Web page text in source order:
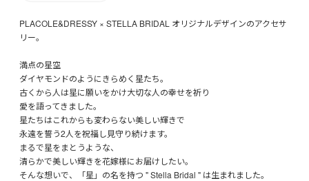
PLACOLE&DRESSY × STELLA BRIDAL オリジナルデザインのアクセサ
リー。
満点の星空
ダイヤモンドのようにきらめく星たち。
古くから人は星に願いをかけ大切な人の幸せを祈り
愛を語ってきました。
星たちはこれからも変わらない美しい輝きで
永遠を誓う2人を祝福し見守り続けます。
まるで星をまとうような、
清らかで美しい輝きを花嫁様にお届けしたい。
そんな想いで、「星」の名を持つ " Stella Bridal " は生まれました。